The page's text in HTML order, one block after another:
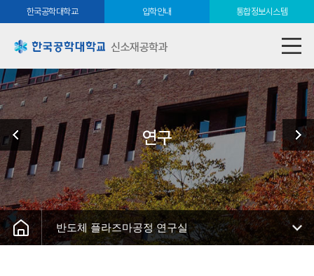
한국공학대학교 입학안내 통합정보시스템
신소재공학과
연구
반도체 플라즈마공정 연구실